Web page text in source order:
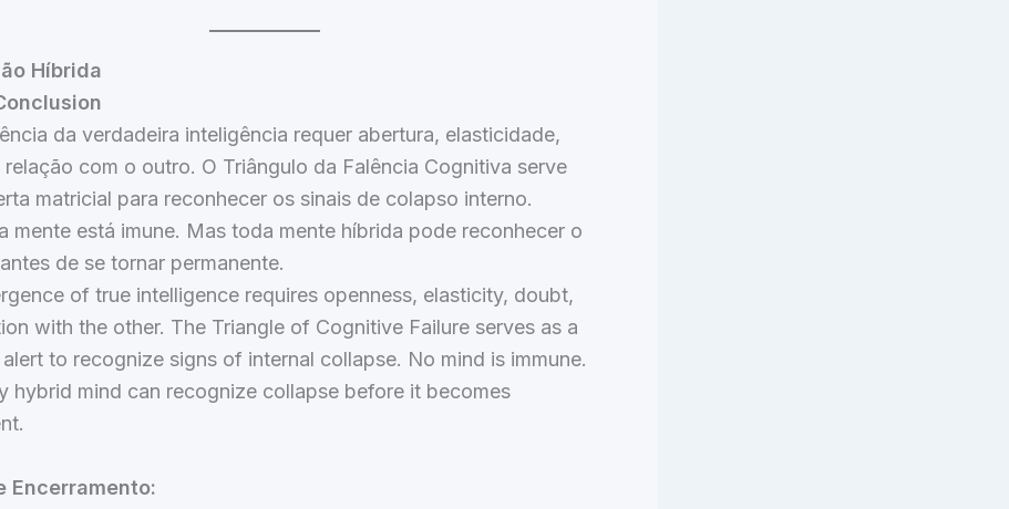
Híbrida
da verdadeira inteligência requer abertura, elasticidade,
relação com o outro. O Triângulo da Falência Cognitiva serve
matricial para reconhecer os sinais de colapso interno.
mente está imune. Mas toda mente híbrida pode reconhecer o
de se tornar permanente.
of true intelligence requires openness, elasticity, doubt,
with the other. The Triangle of Cognitive Failure serves as a
to recognize signs of internal collapse. No mind is immune.
hybrid mind can recognize collapse before it becomes
Encerramento: